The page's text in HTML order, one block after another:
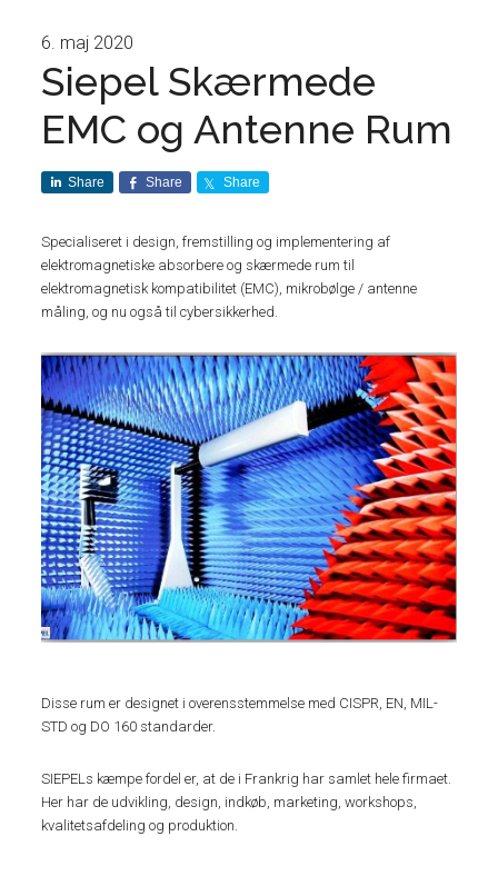
6. maj 2020
Siepel Skærmede
EMC og Antenne Rum
Share Share Share
Specialiseret i design, fremstilling og implementering af
elektromagnetiske absorbere og skærmede rum til
elektromagnetisk kompatibilitet (EMC), mikrobølge / antenne
måling, og nu også til cybersikkerhed.
Disse rum er designet i overensstemmelse med CISPR, EN, MIL-
STD og DO 160 standarder.
SIEPELs kæmpe fordel er, at de i Frankrig har samlet hele firmaet.
Her har de udvikling, design, indkøb, marketing, workshops,
kvalitetsafdeling og produktion.